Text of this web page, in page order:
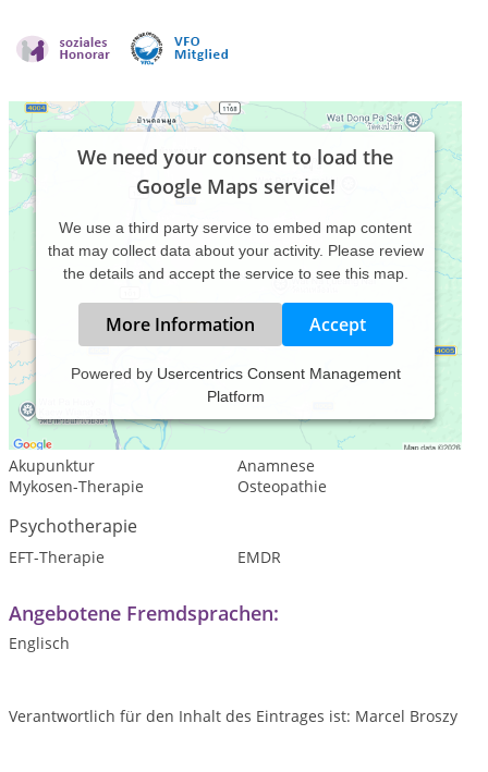
We need your consent to load the
Google Maps service!
We use a third party service to embed map content
that may collect data about your activity. Please review
the details and accept the service to see this map.
More Information Accept
Powered by Usercentrics Consent Management
Platform
Leistungsspektrum:
Traditionelle und komplementäre Medizin, Heilkunde
Akupunktur
Anamnese
Mykosen-Therapie
Osteopathie
Psychotherapie
EFT-Therapie EMDR
Angebotene Fremdsprachen:
Englisch
Verantwortlich für den Inhalt des Eintrages ist: Marcel Broszy